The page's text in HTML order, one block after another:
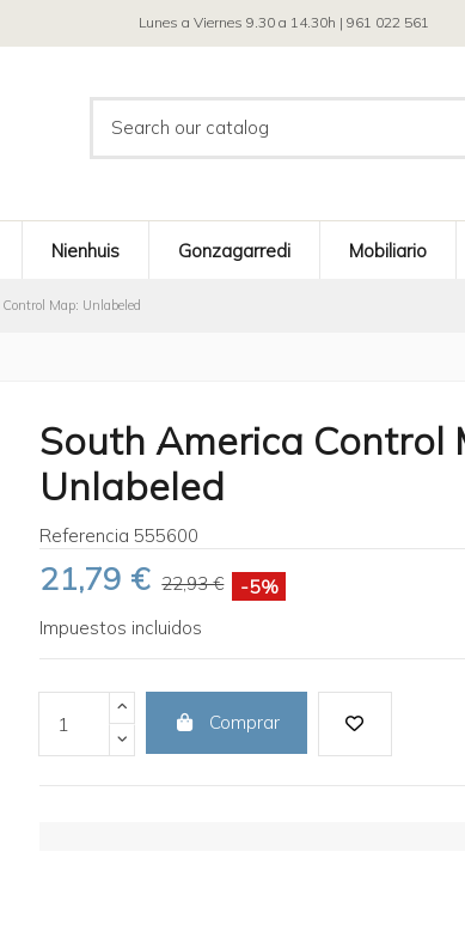
Lunes a Viernes 9.30 a 14.30h | 961 022 561
Nienhuis Gonzagarredi Mobiliario
Map: Unlabeled
South America Control
Unlabeled
Referencia 555600
21,79 € 22,93 € -5%
Impuestos incluidos
Comprar